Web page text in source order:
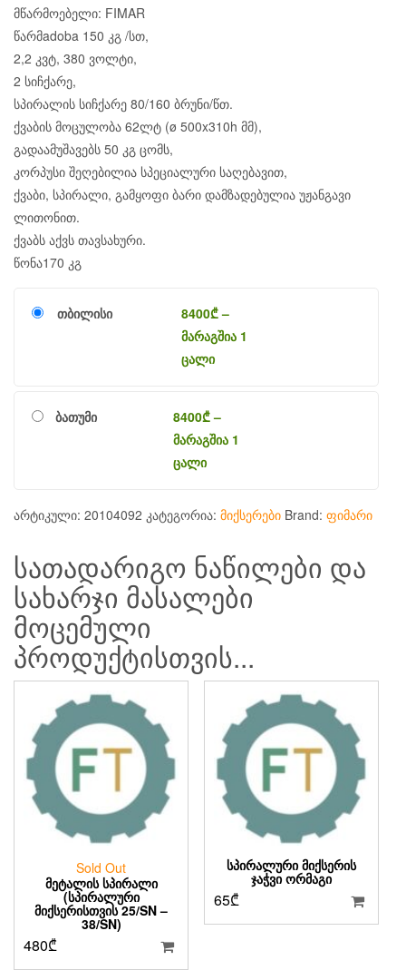
მწარმოებელი: FIMAR
წარმadoba 150 კგ /სთ,
2,2 კვტ, 380 ვოლტი,
2 სიჩქარე,
სპირალის სიჩქარე 80/160 ბრუნი/წთ.
ქვაბის მოცულობა 62ლტ (ø 500x310h მმ),
გადაამუშავებს 50 კგ ცომს,
კორპუსი შეღებილია სპეციალური საღებავით,
ქვაბი, სპირალი, გამყოფი ბარი დამზადებულია უჟანგავი
ლითონით.
ქვაბს აქვს თავსახური.
წონა170 კგ
თბილისი 8400₾–
მარაგშია 1
ცალი
ბათუმი 8400₾–
მარაგშია 1
ცალი
არტიკული: 20104092 კატეგორია: მიქსერები Brand: ფიმარი
სათადარიგო ნაწილები და
სახარჯი მასალები
მოცემული
პროდუქტისთვის...
Sold Out
ᲛᲔᲢᲐᲚᲘᲡ ᲡᲞᲘᲠᲐᲚᲘ
(ᲡᲞᲘᲠᲐᲚᲣᲠᲘ
ᲛᲘᲥᲡᲔᲠᲘᲡᲗᲕᲘᲡ 25/SN –
38/SN)
480₾
ᲡᲞᲘᲠᲐᲚᲣᲠᲘ ᲛᲘᲥᲡᲔᲠᲘᲡ
ᲯᲐᲭᲕᲘ ᲝᲠᲛᲐᲒᲘ
65₾